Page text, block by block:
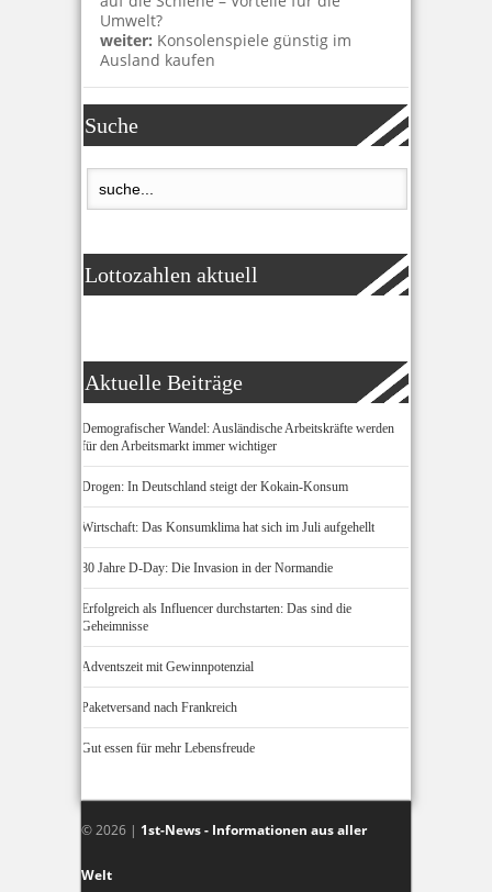
Umwelt?
weiter: Konsolenspiele günstig im
Ausland kaufen
Suche
Lottozahlen aktuell
Aktuelle Beiträge
Demografischer Wandel: Ausländische Arbeitskräfte werden
für den Arbeitsmarkt immer wichtiger
Drogen: In Deutschland steigt der Kokain-Konsum
Wirtschaft: Das Konsumklima hat sich im Juli aufgehellt
80 Jahre D-Day: Die Invasion in der Normandie
Erfolgreich als Influencer durchstarten: Das sind die
Geheimnisse
Adventszeit mit Gewinnpotenzial
Paketversand nach Frankreich
Gut essen für mehr Lebensfreude
© 2026 | 1st-News - Informationen aus aller
Welt